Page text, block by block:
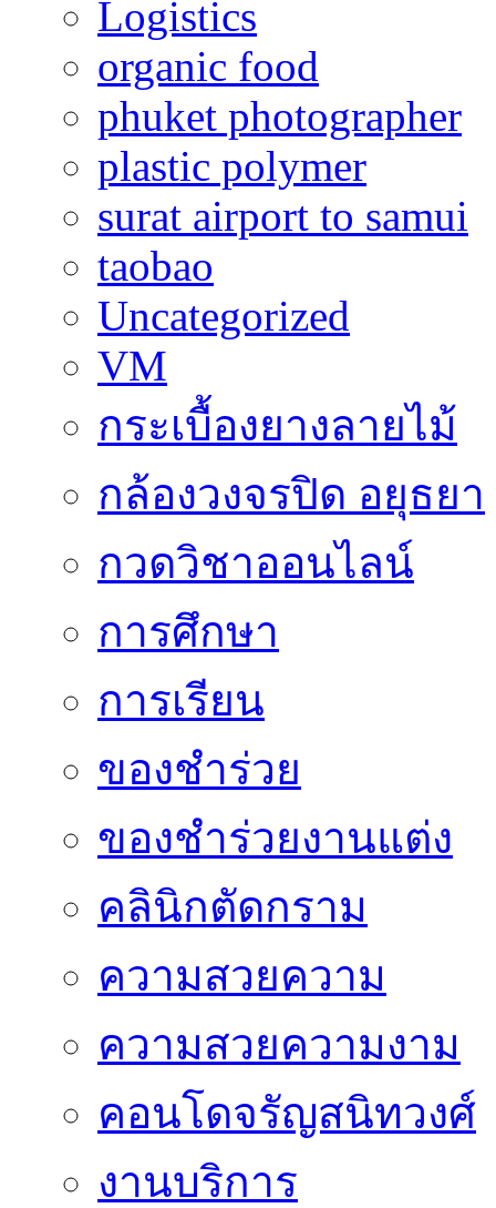
Logistics
organic food
phuket photographer
plastic polymer
surat airport to samui
taobao
Uncategorized
VM
กระเบื้องยางลายไม้
กล้องวงจรปิด อยุธยา
กวดวิชาออนไลน์
การศึกษา
การเรียน
ของชำร่วย
ของชำร่วยงานแต่ง
คลินิกตัดกราม
ความสวยความ
ความสวยความงาม
คอนโดจรัญสนิทวงศ์
งานบริการ